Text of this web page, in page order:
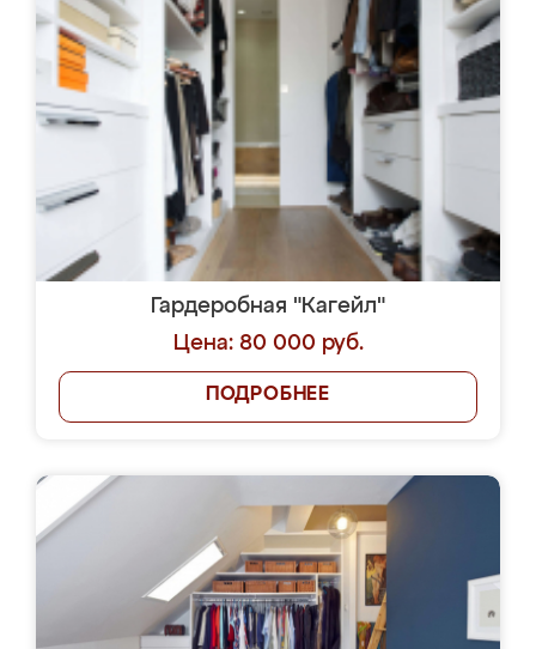
Гардеробная "Кагейл"
Цена: 80 000 руб.
ПОДРОБНЕЕ